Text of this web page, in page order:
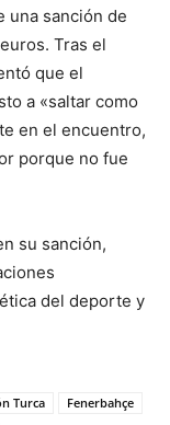
una sanción de
Tras el
que el
a «saltar como
en el encuentro,
porque no fue
su sanción,
del deporte y
Turca
Fenerbahçe